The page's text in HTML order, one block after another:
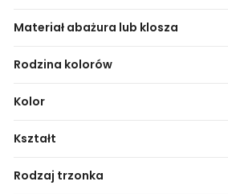
Materiał abażura lub klosza
Rodzina kolorów
Kolor
Kształt
Rodzaj trzonka